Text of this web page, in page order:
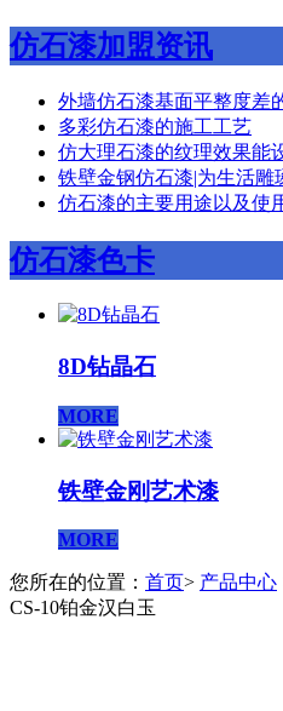
仿石漆加盟资讯
外墙仿石漆基面平整度差
多彩仿石漆的施工工艺
仿大理石漆的纹理效果能
铁壁金钢仿石漆|为生活雕
仿石漆的主要用途以及使
仿石漆色卡
8D钻晶石
MORE
铁壁金刚艺术漆
MORE
您所在的位置： 首页> 产品中心
CS-10铂金汉白玉